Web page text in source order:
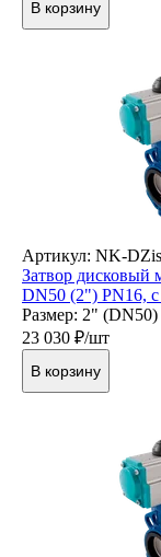
В корзину
Артикул: NK-
Затвор
DN50 (2") PN16,
Размер: 2" (DN50)
23 030 ₽/шт
В корзину